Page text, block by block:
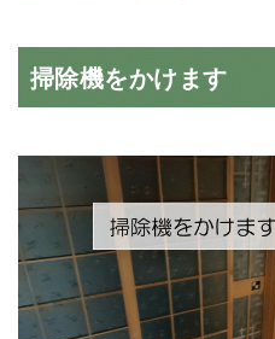
掃除機をかけます